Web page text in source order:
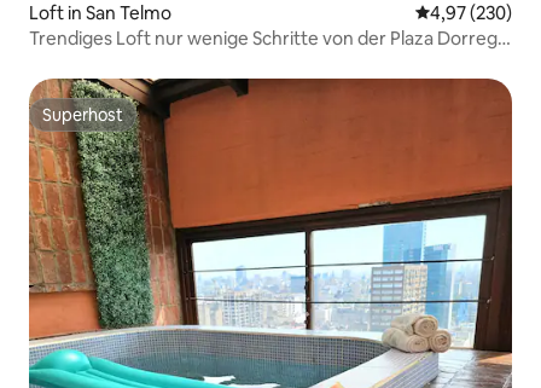
Loft in San Telmo
4,97 (230)
Trendiges Loft nur wenige Schritte von der Plaza Dorrego
Superhost
Superhost